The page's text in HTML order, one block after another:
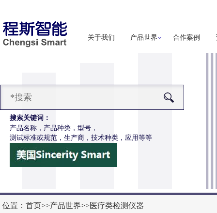
关于我们 产品世界 合作案例
搜索关键词：
产品名称，产品种类，型号，
测试标准或规范，生产商，技术种类，应用等等
电动轮椅车摇杆耐用性测试仪
位置： 首页>>产品世界>>医疗类检测仪器